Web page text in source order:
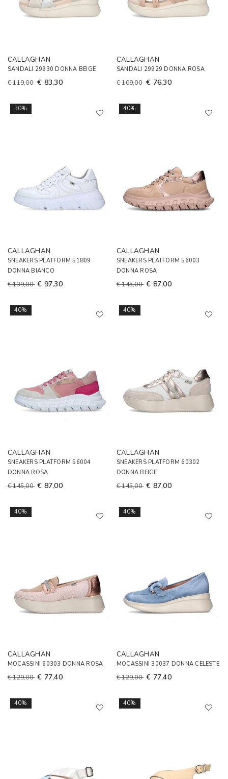
CALLAGHAN
SANDALI 29930 DONNA BEIGE
€ 119,00 € 83,30
CALLAGHAN
SANDALI 29929 DONNA ROSA
€ 109,00 € 76,30
30%
CALLAGHAN
SNEAKERS PLATFORM 51809
DONNA BIANCO
€ 139,00 € 97,30
40%
CALLAGHAN
SNEAKERS PLATFORM 56003
DONNA ROSA
€ 145,00 € 87,00
40%
CALLAGHAN
SNEAKERS PLATFORM 56004
DONNA ROSA
€ 145,00 € 87,00
40%
CALLAGHAN
SNEAKERS PLATFORM 60302
DONNA BEIGE
€ 145,00 € 87,00
40%
CALLAGHAN
MOCASSINI 60303 DONNA ROSA
€ 129,00 € 77,40
40%
CALLAGHAN
MOCASSINI 30037 DONNA CELESTE
€ 129,00 € 77,40
40% 40%